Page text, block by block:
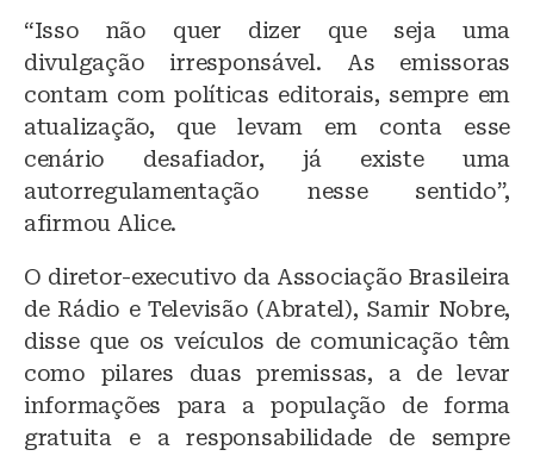
“Isso não quer dizer que seja uma
divulgação irresponsável. As emissoras
contam com políticas editorais, sempre em
atualização, que levam em conta esse
cenário desafiador, já existe uma
autorregulamentação nesse sentido”,
afirmou Alice.
O diretor-executivo da Associação Brasileira
de Rádio e Televisão (Abratel), Samir Nobre,
disse que os veículos de comunicação têm
como pilares duas premissas, a de levar
informações para a população de forma
gratuita e a responsabilidade de sempre